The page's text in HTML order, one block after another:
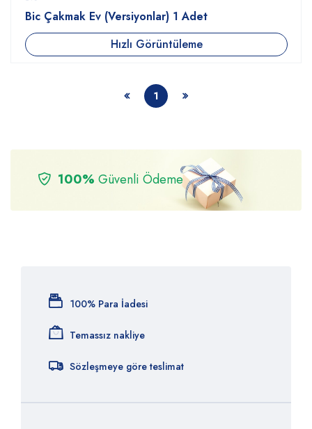
Bic Çakmak Ev (Versiyonlar) 1 Adet
Hızlı Görüntüleme
1
100% Güvenli Ödeme
100% Para İadesi
Temassız nakliye
Sözleşmeye göre teslimat